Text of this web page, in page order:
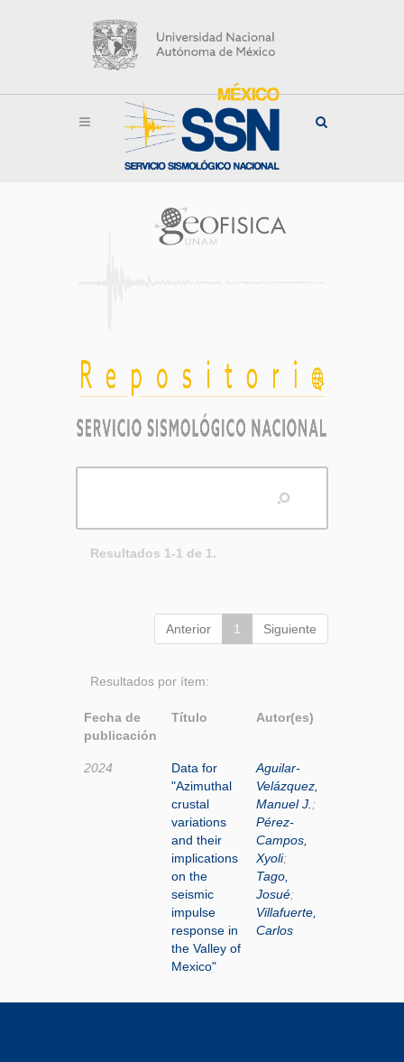
Resultados 1-1 de 1.
Anterior 1 Siguiente
Resultados por ítem:
Fecha de
publicación
Título Autor(es)
2024
Data for
"Azimuthal
crustal
variations
and their
implications
on the
seismic
impulse
response in
the Valley of
Mexico"
Aguilar-
Velázquez,
Manuel J. ;
Pérez-
Campos,
Xyoli;
Tago,
Josué;
Villafuerte,
Carlos